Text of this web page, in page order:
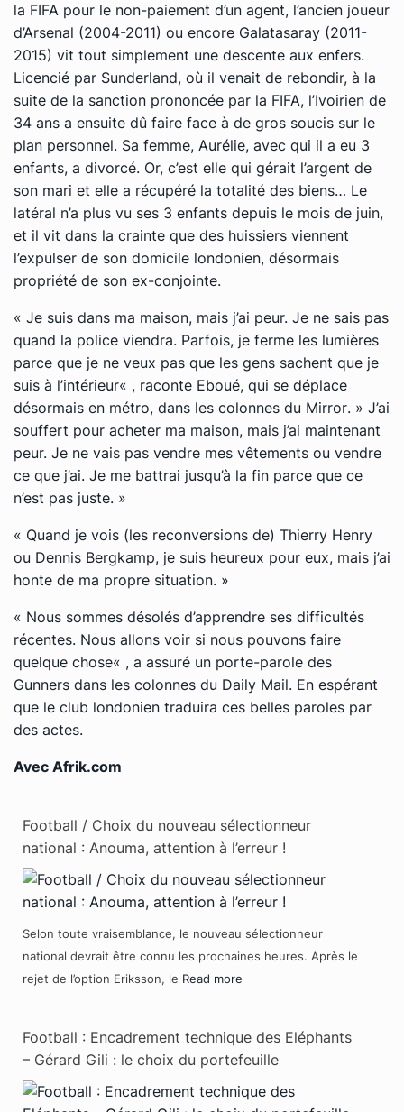
la FIFA pour le non-paiement d’un agent, l’ancien joueur
d’Arsenal (2004-2011) ou encore Galatasaray (2011-
2015) vit tout simplement une descente aux enfers.
Licencié par Sunderland, où il venait de rebondir, à la
suite de la sanction prononcée par la FIFA, l’Ivoirien de
34 ans a ensuite dû faire face à de gros soucis sur le
plan personnel. Sa femme, Aurélie, avec qui il a eu 3
enfants, a divorcé. Or, c’est elle qui gérait l’argent de
son mari et elle a récupéré la totalité des biens… Le
latéral n’a plus vu ses 3 enfants depuis le mois de juin,
et il vit dans la crainte que des huissiers viennent
l’expulser de son domicile londonien, désormais
propriété de son ex-conjointe.
« Je suis dans ma maison, mais j’ai peur. Je ne sais pas
quand la police viendra. Parfois, je ferme les lumières
parce que je ne veux pas que les gens sachent que je
suis à l’intérieur« , raconte Eboué, qui se déplace
désormais en métro, dans les colonnes du Mirror. » J’ai
souffert pour acheter ma maison, mais j’ai maintenant
peur. Je ne vais pas vendre mes vêtements ou vendre
ce que j’ai. Je me battrai jusqu’à la fin parce que ce
n’est pas juste. »
« Quand je vois (les reconversions de) Thierry Henry
ou Dennis Bergkamp, je suis heureux pour eux, mais j’ai
honte de ma propre situation. »
« Nous sommes désolés d’apprendre ses difficultés
récentes. Nous allons voir si nous pouvons faire
quelque chose« , a assuré un porte-parole des
Gunners dans les colonnes du Daily Mail. En espérant
que le club londonien traduira ces belles paroles par
des actes.
Avec Afrik.com
Football / Choix du nouveau sélectionneur
national : Anouma, attention à l’erreur !
Selon toute vraisemblance, le nouveau sélectionneur
national devrait être connu les prochaines heures. Après le
rejet de l’option Eriksson, le Read more
Football : Encadrement technique des Eléphants
– Gérard Gili : le choix du portefeuille